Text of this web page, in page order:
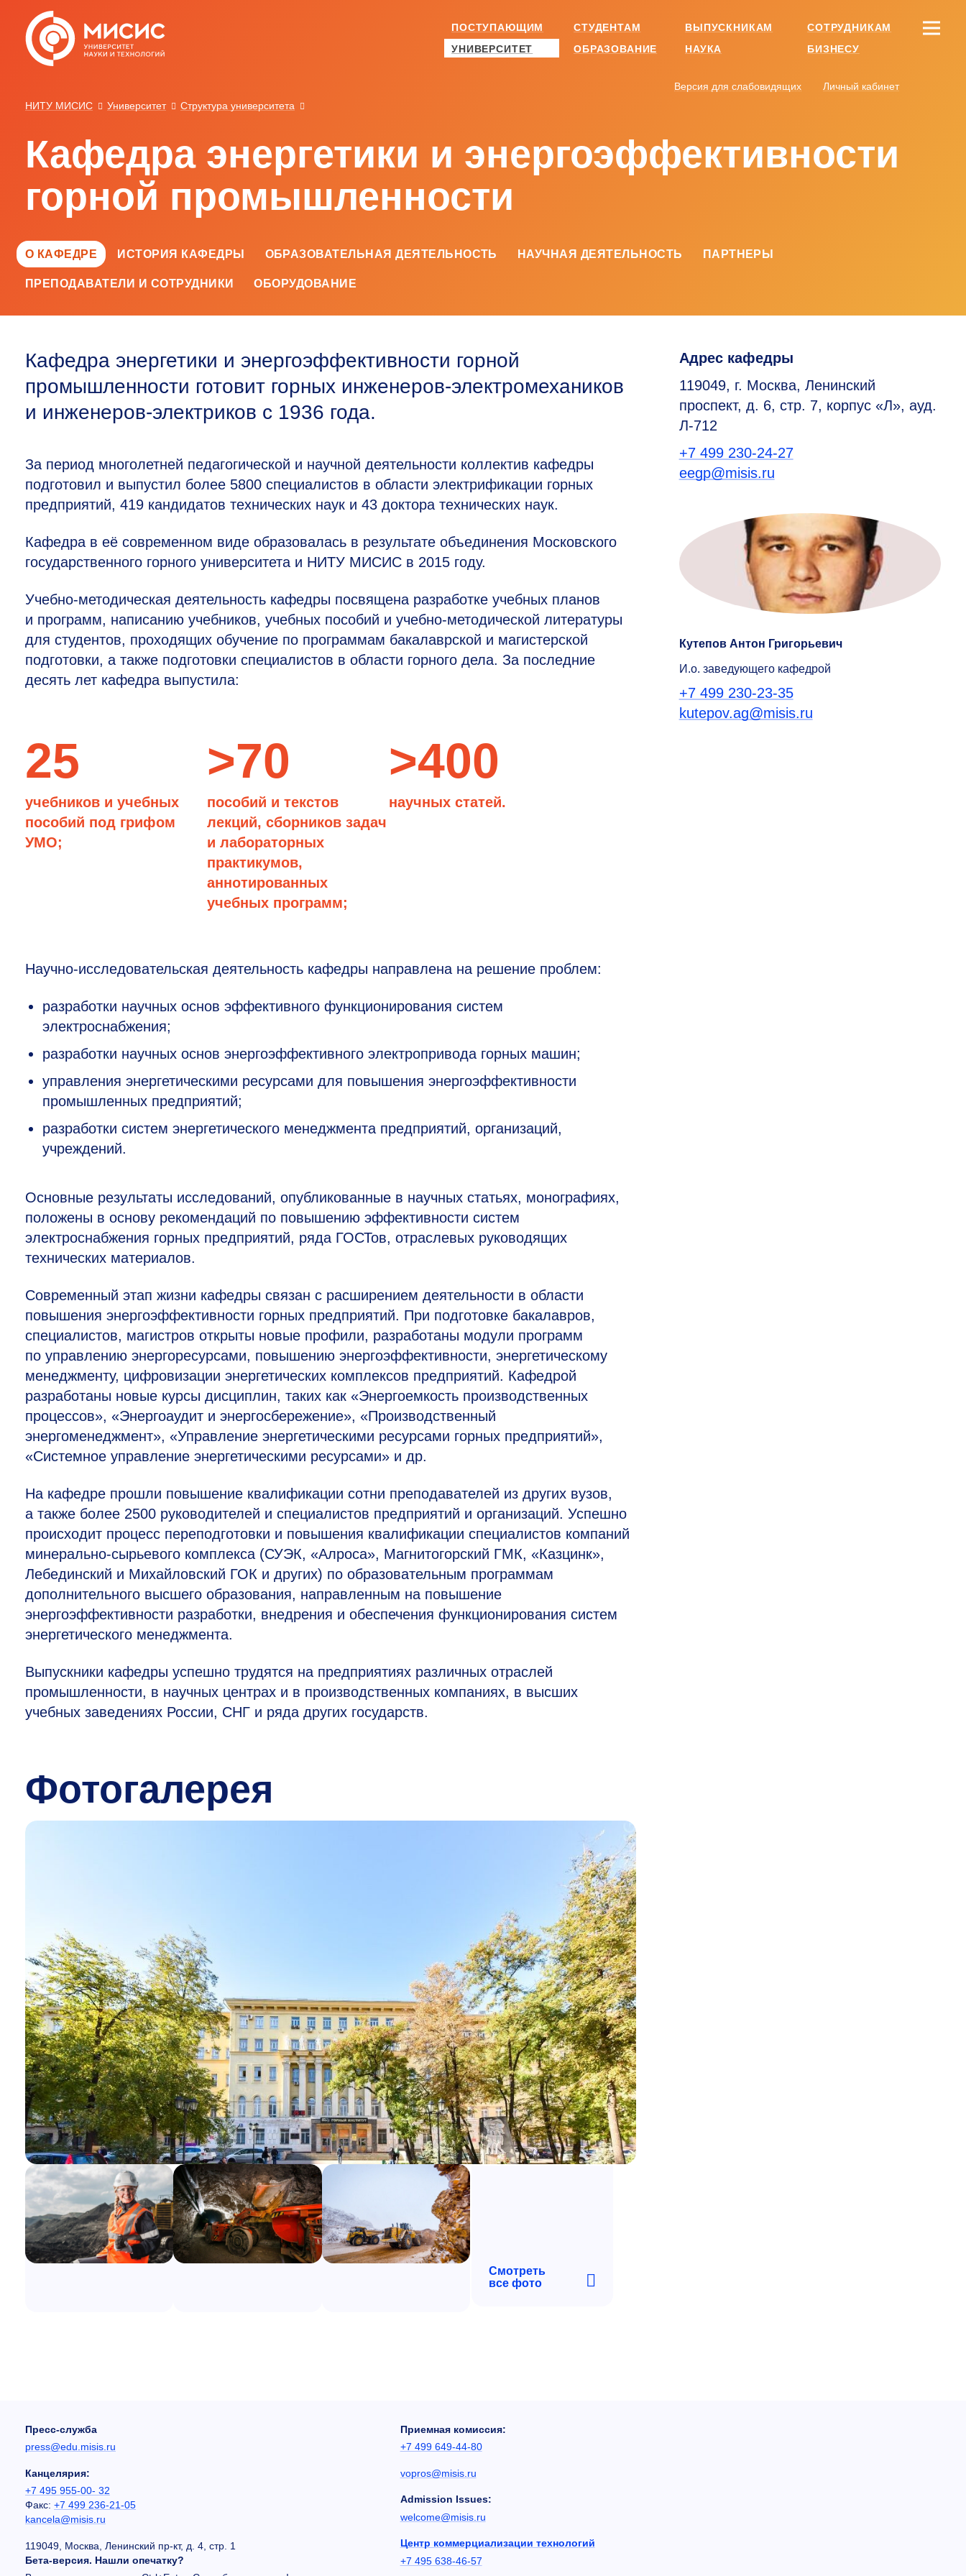
ПОСТУПАЮЩИМ СТУДЕНТАМ ВЫПУСКНИКАМ
СОТРУДНИКАМ
УНИВЕРСИТЕТ
ОБРАЗОВАНИЕ НАУКА БИЗНЕСУ
Версия для слабовидящих
Личный кабинет
НИТУ МИСИС
Университет Структура университета
Кафедра энергетики и энергоэффек­тивности
горной промышленности
О КАФЕДРЕ ИСТОРИЯ КАФЕДРЫ ОБРАЗОВАТЕЛЬНАЯ ДЕЯТЕЛЬНОСТЬ НАУЧНАЯ ДЕЯТЕЛЬНОСТЬ ПАРТНЕРЫ
ПРЕПОДАВАТЕЛИ И СОТРУДНИКИ ОБОРУДОВАНИЕ
Адрес кафедры
119049, г. Москва, Ленинский
проспект, д. 6, стр. 7, корпус «Л», ауд.
Л-712
+7 499 230-24-27
eegp@misis.ru
Кутепов Антон Григорьевич
И.о. заведующего кафедрой
+7 499 230-23-35
kutepov.ag@misis.ru
Кафедра энергетики и энергоэффективности горной
промышленности готовит горных инженеров-электромехаников
и инженеров-электриков с 1936 года.
За период многолетней педагогической и научной деятельности коллектив кафедры
подготовил и выпустил более 5800 специалистов в области электрификации горных
предприятий, 419 кандидатов технических наук и 43 доктора технических наук.
Кафедра в её современном виде образовалась в результате объединения Московского
государственного горного университета и НИТУ МИСИС в 2015 году.
Учебно-методическая деятельность кафедры посвящена разработке учебных планов
и программ, написанию учебников, учебных пособий и учебно-методической литературы
для студентов, проходящих обучение по программам бакалаврской и магистерской
подготовки, а также подготовки специалистов в области горного дела. За последние
десять лет кафедра выпустила:
25
учебников и учебных
пособий под грифом
УМО;
>70
пособий и текстов
лекций, сборников задач
и лабораторных
практикумов,
аннотированных
учебных программ;
>400
научных статей.
Научно-исследовательская деятельность кафедры направлена на решение проблем:
разработки научных основ эффективного функционирования систем
электроснабжения;
разработки научных основ энергоэффективного электропривода горных машин;
управления энергетическими ресурсами для повышения энергоэффективности
промышленных предприятий;
разработки систем энергетического менеджмента предприятий, организаций,
учреждений.
Основные результаты исследований, опубликованные в научных статьях, монографиях,
положены в основу рекомендаций по повышению эффективности систем
электроснабжения горных предприятий, ряда ГОСТов, отраслевых руководящих
технических материалов.
Современный этап жизни кафедры связан с расширением деятельности в области
повышения энергоэффективности горных предприятий. При подготовке бакалавров,
специалистов, магистров открыты новые профили, разработаны модули программ
по управлению энергоресурсами, повышению энергоэффективности, энергетическому
менеджменту, цифровизации энергетических комплексов предприятий. Кафедрой
разработаны новые курсы дисциплин, таких как «Энергоемкость производственных
процессов», «Энергоаудит и энергосбережение», «Производственный
энергоменеджмент», «Управление энергетическими ресурсами горных предприятий»,
«Системное управление энергетическими ресурсами» и др.
На кафедре прошли повышение квалификации сотни преподавателей из других вузов,
а также более 2500 руководителей и специалистов предприятий и организаций. Успешно
происходит процесс переподготовки и повышения квалификации специалистов компаний
минерально-сырьевого комплекса (СУЭК, «Алроса», Магнитогорский ГМК, «Казцинк»,
Лебединский и Михайловский ГОК и других) по образовательным программам
дополнительного высшего образования, направленным на повышение
энергоэффективности разработки, внедрения и обеспечения функционирования систем
энергетического менеджмента.
Выпускники кафедры успешно трудятся на предприятиях различных отраслей
промышленности, в научных центрах и в производственных компаниях, в высших
учебных заведениях России, СНГ и ряда других государств.
Фотогалерея
Смотреть
все фото
Пресс-служба
press@edu.misis.ru
Канцелярия:
+7 495 955-00- 32
Факс: +7 499 236-21-05
kancela@misis.ru
119049, Москва, Ленинский пр-кт, д. 4, стр. 1
Бета-версия. Нашли опечатку?
Приемная комиссия:
+7 499 649-44-80
vopros@misis.ru
Admission Issues:
welcome@misis.ru
Центр коммерциализации технологий
+7 495 638-46-57